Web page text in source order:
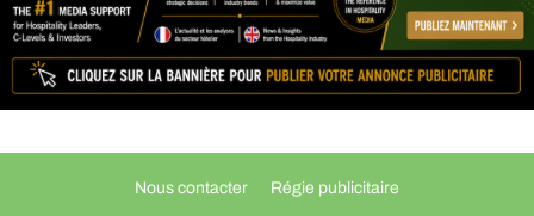
Nous contacter Régie publicitaire